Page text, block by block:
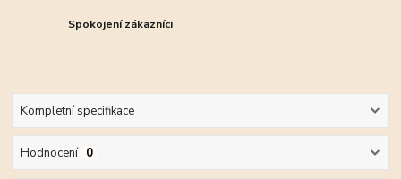
Spokojení zákazníci
Kompletní specifikace
Hodnocení 0